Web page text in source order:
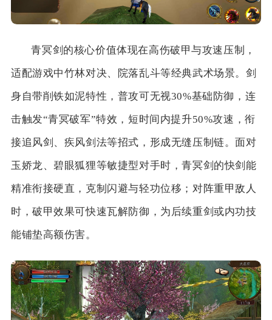
青冥剑的核心价值体现在高伤破甲与攻速压制，
适配游戏中竹林对决、院落乱斗等经典武术场景。剑
身自带削铁如泥特性，普攻可无视30%基础防御，连
击触发“青冥破军”特效，短时间内提升50%攻速，衔
接追风剑、疾风剑法等招式，形成无缝压制链。面对
玉娇龙、碧眼狐狸等敏捷型对手时，青冥剑的快剑能
精准衔接硬直，克制闪避与轻功位移；对阵重甲敌人
时，破甲效果可快速瓦解防御，为后续重剑或内功技
能铺垫高额伤害。